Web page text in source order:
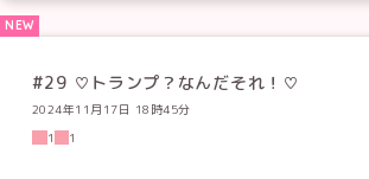
#29 ♡トランプ？なんだそれ！♡
2024年11月17日 18時45分
1
1